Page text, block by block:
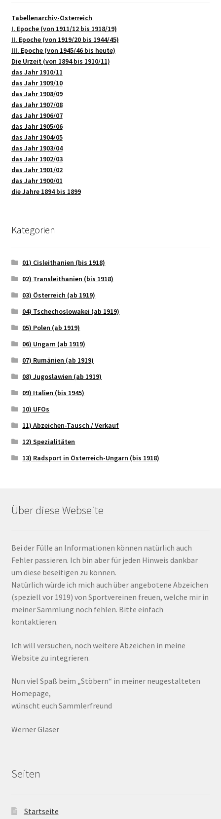
Tabellenarchiv-Österreich
I. Epoche (von 1911/12 bis 1918/19)
II. Epoche (von 1919/20 bis 1944/45)
III. Epoche (von 1945/46 bis heute)
Die Urzeit (von 1894 bis 1910/11)
das Jahr 1910/11
das Jahr 1909/10
das Jahr 1908/09
das Jahr 1907/08
das Jahr 1906/07
das Jahr 1905/06
das Jahr 1904/05
das Jahr 1903/04
das Jahr 1902/03
das Jahr 1901/02
das Jahr 1900/01
die Jahre 1894 bis 1899
Kategorien
01) Cisleithanien (bis 1918)
02) Transleithanien (bis 1918)
03) Österreich (ab 1919)
04) Tschechoslowakei (ab 1919)
05) Polen (ab 1919)
06) Ungarn (ab 1919)
07) Rumänien (ab 1919)
08) Jugoslawien (ab 1919)
09) Italien (bis 1945)
10) UFOs
11) Abzeichen-Tausch / Verkauf
12) Spezialitäten
13) Radsport in Österreich-Ungarn (bis 1918)
Über diese Webseite
Bei der Fülle an Informationen können natürlich auch
Fehler passieren. Ich bin aber für jeden Hinweis dankbar
um diese beseitigen zu können.
Natürlich würde ich mich auch über angebotene Abzeichen
(speziell vor 1919) von Sportvereinen freuen, welche mir in
meiner Sammlung noch fehlen. Bitte einfach
kontaktieren.
Ich will versuchen, noch weitere Abzeichen in meine
Website zu integrieren.
Nun viel Spaß beim „Stöbern“ in meiner neugestalteten
Homepage,
wünscht euch Sammlerfreund
Werner Glaser
Seiten
Startseite